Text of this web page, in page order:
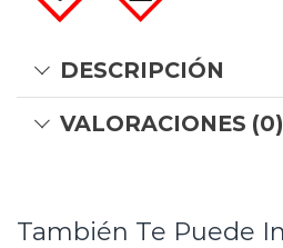
DESCRIPCIÓN
VALORACIONES (0)
También Te Puede